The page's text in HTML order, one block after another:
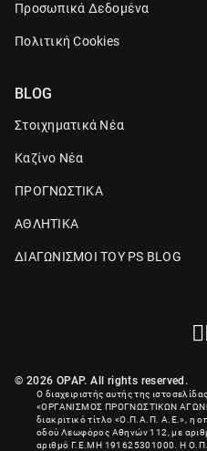
Προσωπικά Δεδομένα
Πολιτική Cookies
BLOG
Στοιχηματικά Νέα
Καζίνο Νέα
ΠΡΟΓΝΩΣΤΙΚΑ
ΑΘΛΗΤΙΚΑ
ΔΙΑΓΩΝΙΣΜΟΙ ΤΟΥ PS BLOG
© 2026 OPAP. All rights reserved.
Ο διαχειριστής αυτής της
«ΟΡΓΑΝΙΣΜΟΣ ΠΡΟΓΝΩΣΤΙΚΩΝ
διακριτικό τίτλο «Ο.Π.Α.Π. Α.Ε.», η
οδού Λεωφόρος Αθηνών 112, με
αριθμό Γ.Ε.ΜΗ 191625301000
. Η